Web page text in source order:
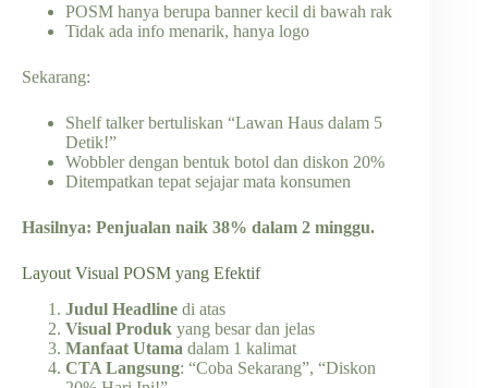
POSM hanya berupa banner kecil di bawah rak
Tidak ada info menarik, hanya logo
Sekarang:
Shelf talker bertuliskan “Lawan Haus dalam 5
Detik!”
Wobbler dengan bentuk botol dan diskon 20%
Ditempatkan tepat sejajar mata konsumen
Hasilnya: Penjualan naik 38% dalam 2 minggu.
Layout Visual POSM yang Efektif
Judul Headline di atas
Visual Produk yang besar dan jelas
Manfaat Utama dalam 1 kalimat
CTA Langsung: “Coba Sekarang”, “Diskon